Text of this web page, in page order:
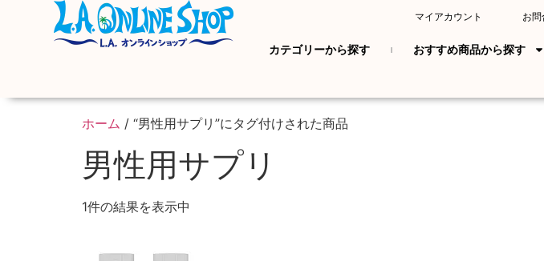
マイアカウント お問
カテゴリーから探す おすすめ商品から探す
ホーム / “男性用サプリ”にタグ付けされた商品
男性用サプリ
1件の結果を表示中